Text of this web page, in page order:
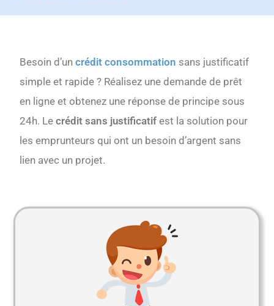
Besoin d’uncrédit consommation sans justificatif
simple et rapide ? Réalisez une demande de prêt
en ligne et obtenez une réponse de principe sous
24h. Lecrédit sans justificatifest la solution pour
les emprunteurs qui ont un besoin d’argent sans
lien avec un projet.